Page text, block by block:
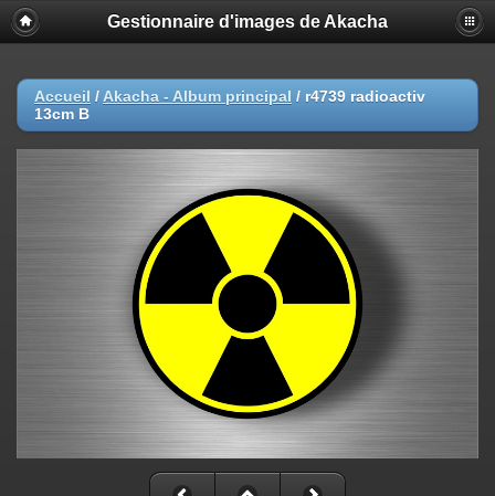
Gestionnaire d'images de Akacha
Accueil / Akacha - Album principal / r4739 radioactiv
13cm B